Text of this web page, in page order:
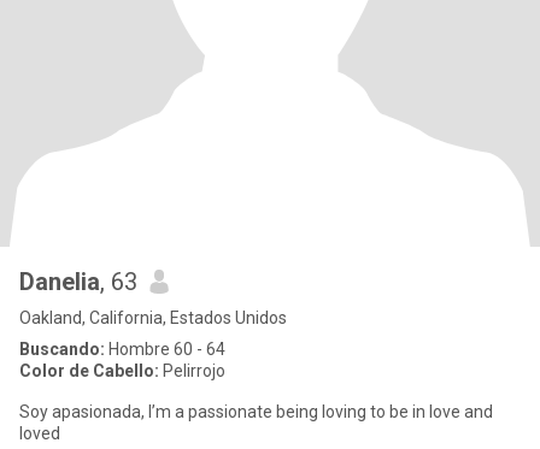
Danelia, 63
Oakland, California, Estados Unidos
Buscando: Hombre 60 - 64
Color de Cabello: Pelirrojo
Soy apasionada, I’m a passionate being loving to be in love and
loved